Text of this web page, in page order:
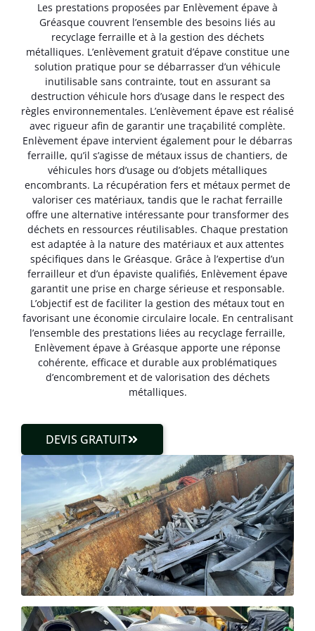
Les prestations proposées par Enlèvement épave à
Gréasque couvrent l’ensemble des besoins liés au
recyclage ferraille et à la gestion des déchets
métalliques. L’enlèvement gratuit d’épave constitue une
solution pratique pour se débarrasser d’un véhicule
inutilisable sans contrainte, tout en assurant sa
destruction véhicule hors d’usage dans le respect des
règles environnementales. L’enlèvement épave est réalisé
avec rigueur afin de garantir une traçabilité complète.
Enlèvement épave intervient également pour le débarras
ferraille, qu’il s’agisse de métaux issus de chantiers, de
véhicules hors d’usage ou d’objets métalliques
encombrants. La récupération fers et métaux permet de
valoriser ces matériaux, tandis que le rachat ferraille
offre une alternative intéressante pour transformer des
déchets en ressources réutilisables. Chaque prestation
est adaptée à la nature des matériaux et aux attentes
spécifiques dans le Gréasque. Grâce à l’expertise d’un
ferrailleur et d’un épaviste qualifiés, Enlèvement épave
garantit une prise en charge sérieuse et responsable.
L’objectif est de faciliter la gestion des métaux tout en
favorisant une économie circulaire locale. En centralisant
l’ensemble des prestations liées au recyclage ferraille,
Enlèvement épave à Gréasque apporte une réponse
cohérente, efficace et durable aux problématiques
d’encombrement et de valorisation des déchets
métalliques.
DEVIS GRATUIT